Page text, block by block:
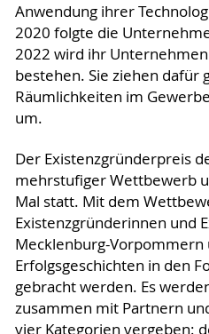
Anwendung ihrer
2020 folgte die
2022 wird ihr
bestehen. Sie ziehen dafür
Räumlichkeiten im
um.
Der Existenzgründerpreis
mehrstufiger Wettbewerb
Mal statt. Mit dem
Existenzgründerinnen und
Mecklenburg-Vorpommern
Erfolgsgeschichten in den
gebracht werden. Es
zusammen mit Partnern
vier Kategorien vergeben: